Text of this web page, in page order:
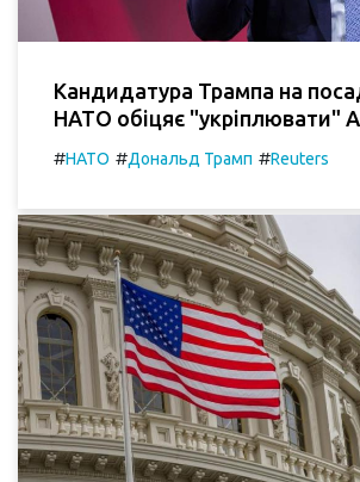
Кандидатура Трампа на
НАТО обіцяє "укріплювати"
#НАТО #Дональд Трамп #Reuters